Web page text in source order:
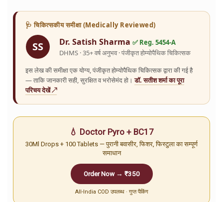
🩺 चिकित्सकीय समीक्षा (Medically Reviewed)
SS Dr. Satish Sharma ✅ Reg. 5454-A
DHMS · 35+ वर्ष अनुभव · पंजीकृत होम्योपैथिक चिकित्सक
इस लेख की समीक्षा एक योग्य, पंजीकृत होम्योपैथिक चिकित्सक द्वारा की गई है
— ताकि जानकारी सही, सुरक्षित व भरोसेमंद हो।डॉ. सतीश शर्मा का पूरा
परिचय देखें ↗
💧 Doctor Pyro + BC17
30Ml Drops + 100 Tablets — पुरानी बवासीर, फिशर, फिस्टुला का सम्पूर्ण
समाधान
Order Now → ₹350
All-India COD उपलब्ध · गुप्त पैकिंग